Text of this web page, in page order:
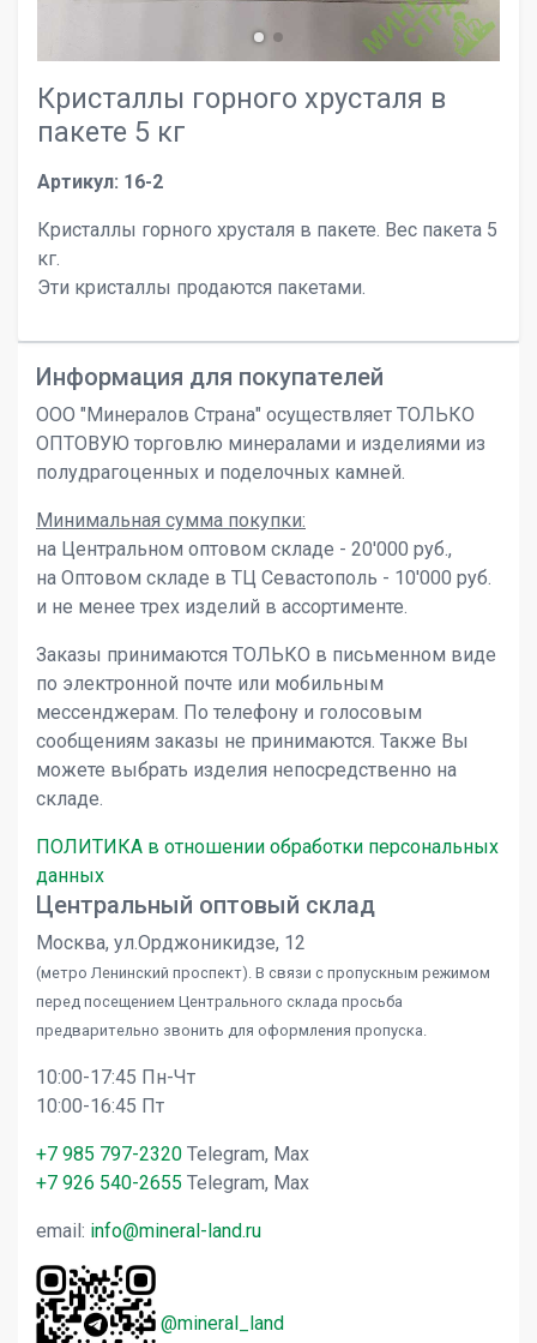
Кристаллы горного хрусталя в
пакете 5 кг
Артикул: 16-2
Кристаллы горного хрусталя в пакете. Вес пакета 5
кг.
Эти кристаллы продаются пакетами.
Информация для покупателей
ООО "Минералов Страна" осуществляет ТОЛЬКО
ОПТОВУЮ торговлю минералами и изделиями из
полудрагоценных и поделочных камней.
Минимальная сумма покупки:
на Центральном оптовом складе - 20'000 руб.,
на Оптовом складе в ТЦ Севастополь - 10'000 руб.
и не менее трех изделий в ассортименте.
Заказы принимаются ТОЛЬКО в письменном виде
по электронной почте или мобильным
мессенджерам. По телефону и голосовым
сообщениям заказы не принимаются. Также Вы
можете выбрать изделия непосредственно на
складе.
ПОЛИТИКА в отношении обработки персональных
данных
Центральный оптовый склад
Москва, ул.Орджоникидзе, 12
(метро Ленинский проспект). В связи с пропускным режимом
перед посещением Центрального склада просьба
предварительно звонить для оформления пропуска.
10:00-17:45 Пн-Чт
10:00-16:45 Пт
+7 985 797-2320 Telegram, Max
+7 926 540-2655 Telegram, Max
email: info@mineral-land.ru
@mineral_land